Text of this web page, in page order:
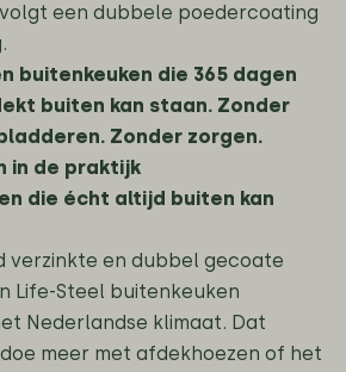
een dubbele poedercoating
buitenkeuken die 365 dagen
buiten kan staan. Zonder
Zonder zorgen.
in de praktijk
die écht altijd buiten kan
verzinkte en dubbel gecoate
Life-Steel buitenkeuken
Nederlandse klimaat. Dat
meer met afdekhoezen of het